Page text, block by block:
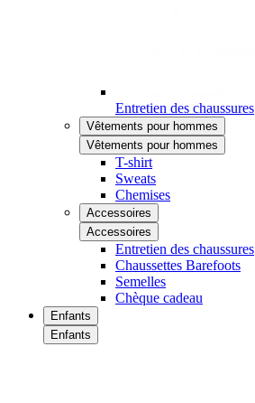
Entretien des chaussures
Vêtements pour hommes
Vêtements pour hommes
T-shirt
Sweats
Chemises
Accessoires
Accessoires
Entretien des chaussures
Chaussettes Barefoots
Semelles
Chèque cadeau
Enfants
Enfants